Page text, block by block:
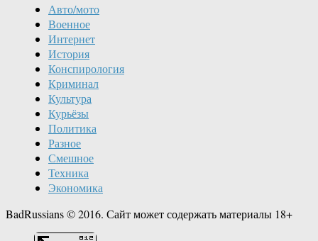
Авто/мото
Военное
Интернет
История
Конспирология
Криминал
Культура
Курьёзы
Политика
Разное
Смешное
Техника
Экономика
BadRussians © 2016. Сайт может содержать материалы 18+